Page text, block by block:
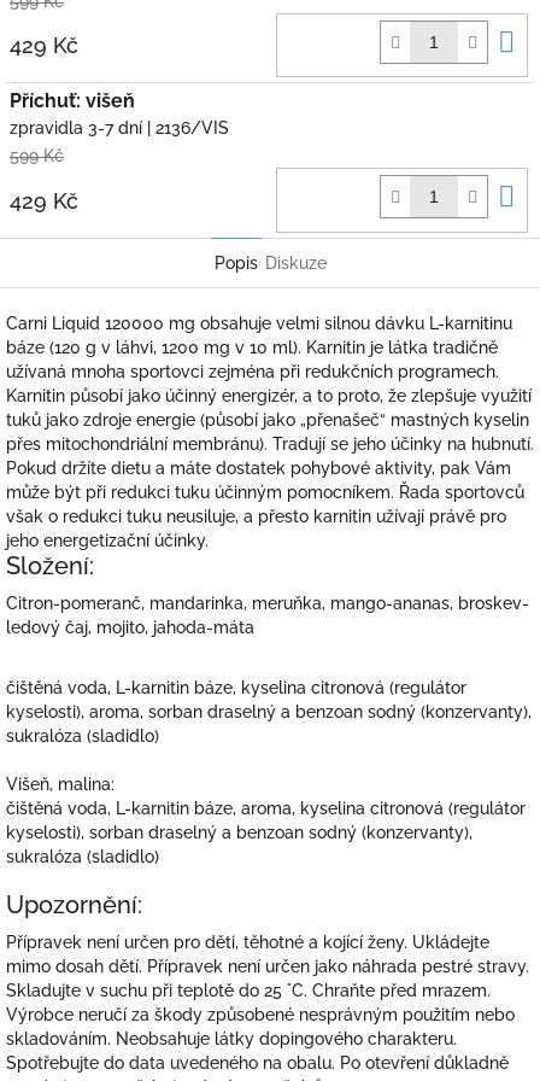
429 Kč
Příchuť: višeň
zpravidla 3-7 dní
| 2136/VIS
599 Kč
429 Kč
Popis Diskuze
Carni Liquid 120000 mg obsahuje velmi silnou dávku L-karnitinu
báze (120 g v láhvi, 1200 mg v 10 ml). Karnitin je látka tradičně
užívaná mnoha sportovci zejména při redukčních programech.
Karnitin působí jako účinný energizér, a to proto, že zlepšuje využití
tuků jako zdroje energie (působí jako „přenašeč“ mastných kyselin
přes mitochondriální membránu). Tradují se jeho účinky na hubnutí.
Pokud držíte dietu a máte dostatek pohybové aktivity, pak Vám
může být při redukci tuku účinným pomocníkem. Řada sportovců
však o redukci tuku neusiluje, a přesto karnitin užívají právě pro
jeho energetizační účinky.
Složení:
Citron-pomeranč, mandarinka, meruňka, mango-ananas, broskev-
ledový čaj, mojito, jahoda-máta
čištěná voda, L-karnitin báze, kyselina citronová (regulátor
kyselosti), aroma, sorban draselný a benzoan sodný (konzervanty),
sukralóza (sladidlo)
Višeň, malina:
čištěná voda, L-karnitin báze, aroma, kyselina citronová (regulátor
kyselosti), sorban draselný a benzoan sodný (konzervanty),
sukralóza (sladidlo)
Upozornění:
Přípravek není určen pro děti, těhotné a kojící ženy. Ukládejte
mimo dosah dětí. Přípravek není určen jako náhrada pestré stravy.
Skladujte v suchu při teplotě do 25 °C. Chraňte před mrazem.
Výrobce neručí za škody způsobené nesprávným použitím nebo
skladováním. Neobsahuje látky dopingového charakteru.
Spotřebujte do data uvedeného na obalu. Po otevření důkladně